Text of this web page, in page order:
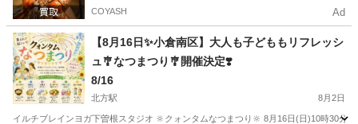
COYASH Ad
【8月16日✨小倉南区】大人も子どももリフレッシ
ュ🎐なつまつり🎐開催決定❣️
8/16
北方駅 8月2日
イルチブレインヨガ下曽根スタジオ 🔆クォンタムなつまつり‪🔆‬ 8月16日(日)10時30分